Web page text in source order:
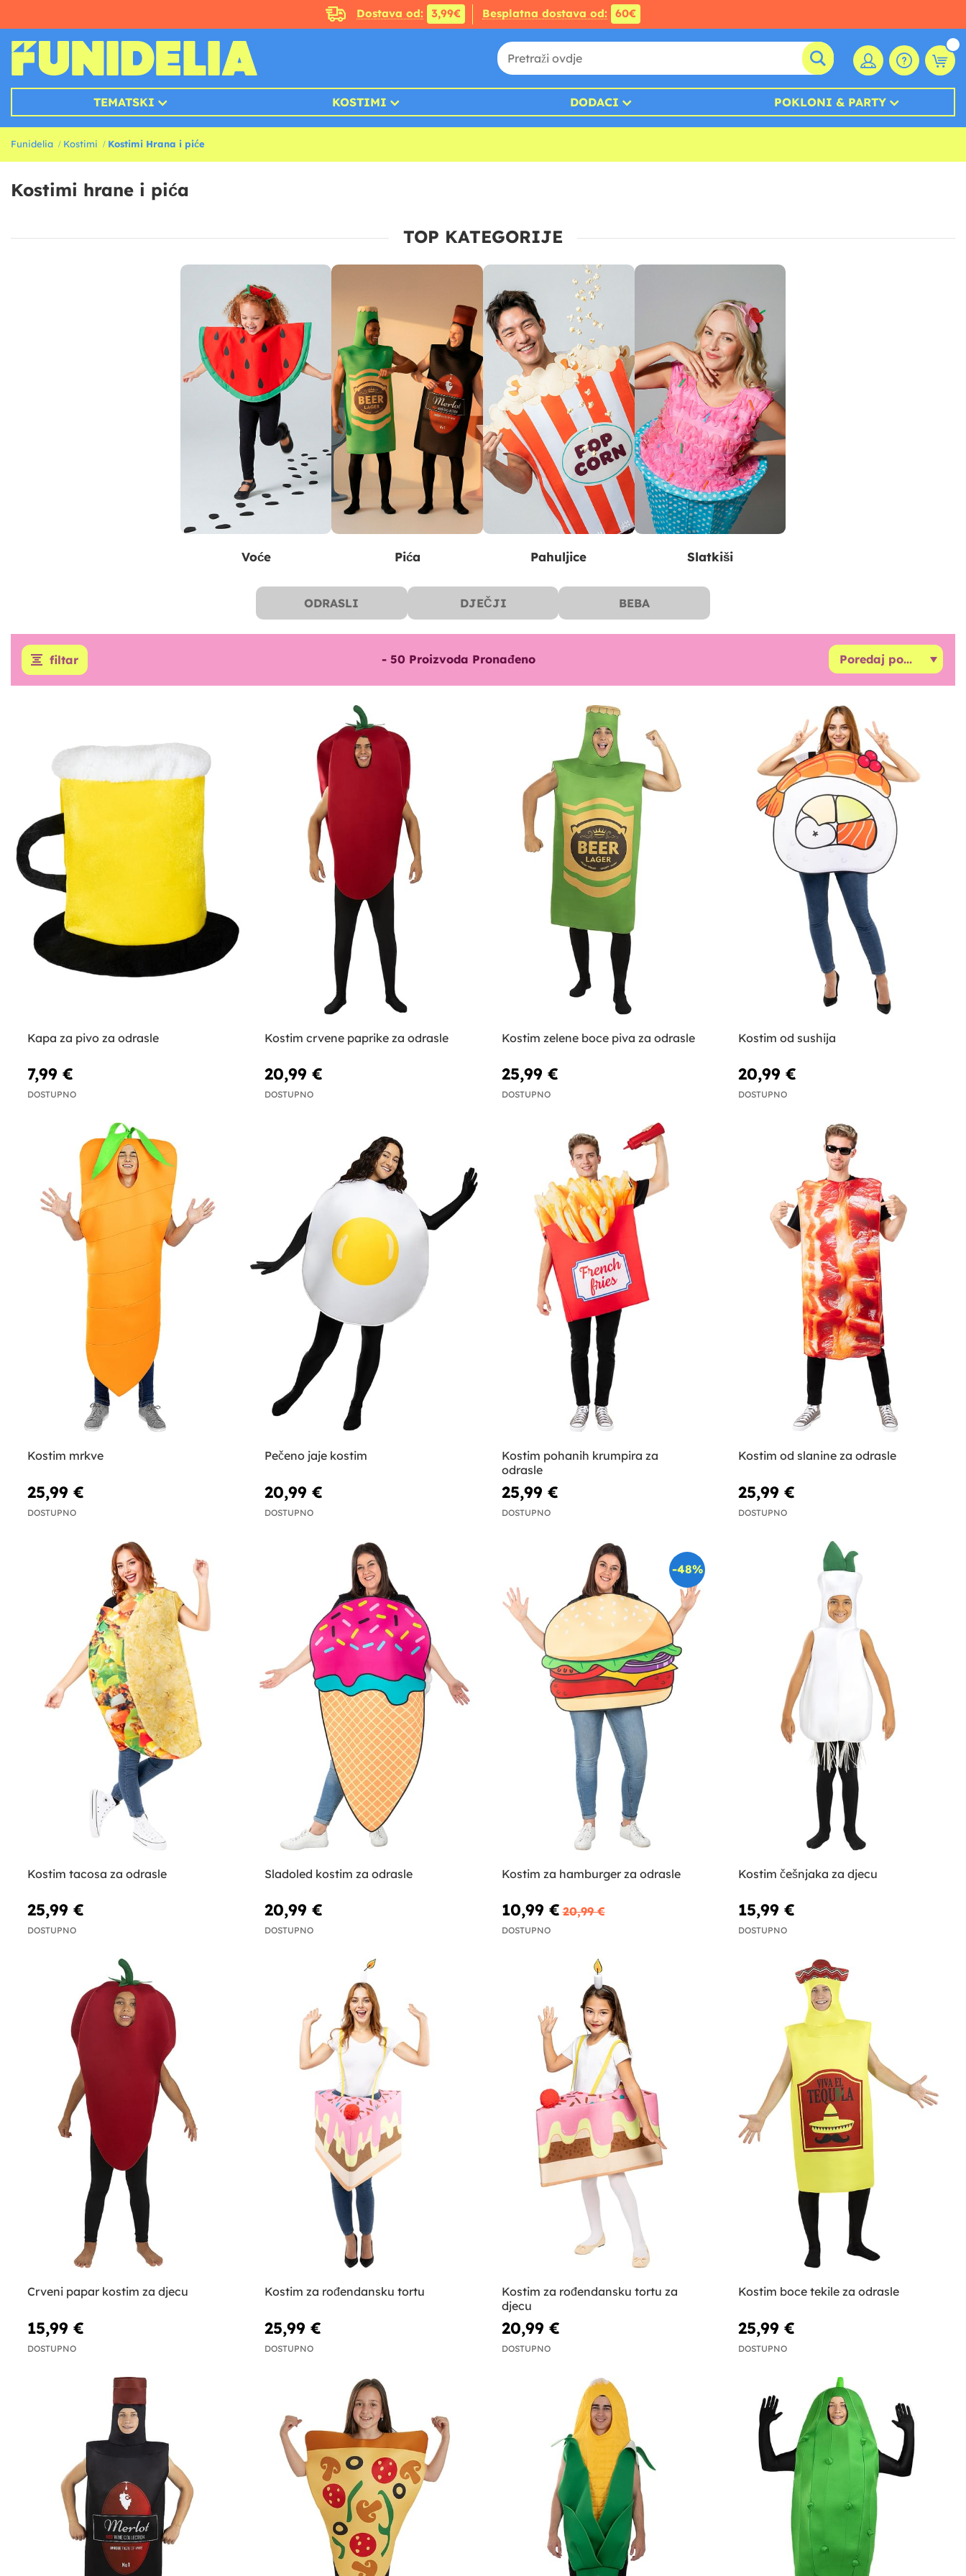
Dostava od: 3,99€ Besplatna dostava od: 60€
TEMATSKI KOSTIMI DODACI POKLONI & PARTY
Funidelia Kostimi Kostimi Hrana i piće
Kostimi hrane i pića
TOP KATEGORIJE
Voće Pića Pahuljice Slatkiši
ODRASLI DJEČJI BEBA
filtar - 50 Proizvoda Pronađeno
Kapa za pivo za odrasle
7,99 €
DOSTUPNO
Kostim crvene paprike za odrasle
20,99 €
DOSTUPNO
Kostim zelene boce piva za odrasle
25,99 €
DOSTUPNO
Kostim od sushija
20,99 €
DOSTUPNO
Kostim mrkve
25,99 €
DOSTUPNO
Pečeno jaje kostim
20,99 €
DOSTUPNO
Kostim pohanih krumpira za
odrasle
25,99 €
DOSTUPNO
Kostim od slanine za odrasle
25,99 €
DOSTUPNO
Kostim tacosa za odrasle
25,99 €
DOSTUPNO
Sladoled kostim za odrasle
20,99 €
DOSTUPNO
-48%
Kostim za hamburger za odrasle
10,99 € 20,99 €
DOSTUPNO
Kostim češnjaka za djecu
15,99 €
DOSTUPNO
Crveni papar kostim za djecu
15,99 €
DOSTUPNO
Kostim za rođendansku tortu
25,99 €
DOSTUPNO
Kostim za rođendansku tortu za
djecu
20,99 €
DOSTUPNO
Kostim boce tekile za odrasle
25,99 €
DOSTUPNO